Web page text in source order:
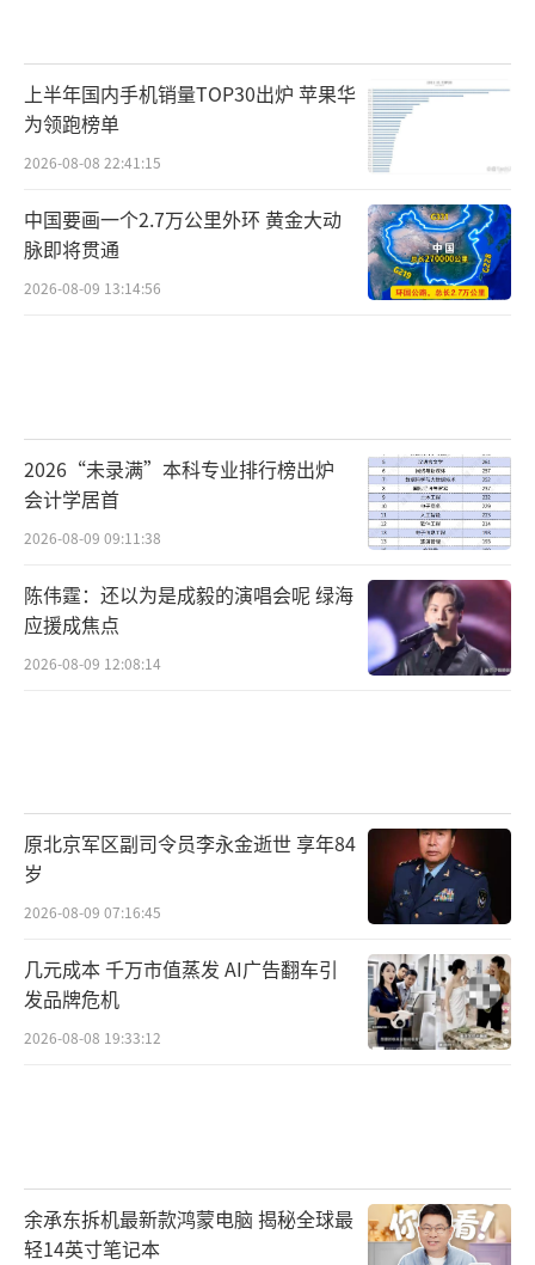
上半年国内手机销量TOP30出炉 苹果华
为领跑榜单
2026-08-08 22:41:15
中国要画一个2.7万公里外环 黄金大动
脉即将贯通
2026-08-09 13:14:56
2026“未录满”本科专业排行榜出炉
会计学居首
2026-08-09 09:11:38
陈伟霆：还以为是成毅的演唱会呢 绿海
应援成焦点
2026-08-09 12:08:14
原北京军区副司令员李永金逝世 享年84
岁
2026-08-09 07:16:45
几元成本 千万市值蒸发 AI广告翻车引
发品牌危机
2026-08-08 19:33:12
余承东拆机最新款鸿蒙电脑 揭秘全球最
轻14英寸笔记本